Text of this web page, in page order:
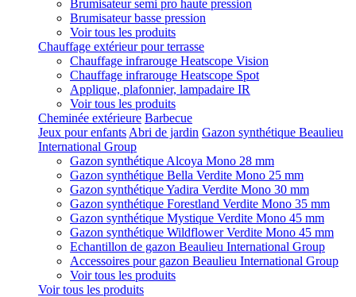
Brumisateur semi pro haute pression
Brumisateur basse pression
Voir tous les produits
Chauffage extérieur pour terrasse
Chauffage infrarouge Heatscope Vision
Chauffage infrarouge Heatscope Spot
Applique, plafonnier, lampadaire IR
Voir tous les produits
Cheminée extérieure Barbecue
Jeux pour enfants Abri de jardin Gazon synthétique Beaulieu
International Group
Gazon synthétique Alcoya Mono 28 mm
Gazon synthétique Bella Verdite Mono 25 mm
Gazon synthétique Yadira Verdite Mono 30 mm
Gazon synthétique Forestland Verdite Mono 35 mm
Gazon synthétique Mystique Verdite Mono 45 mm
Gazon synthétique Wildflower Verdite Mono 45 mm
Echantillon de gazon Beaulieu International Group
Accessoires pour gazon Beaulieu International Group
Voir tous les produits
Voir tous les produits